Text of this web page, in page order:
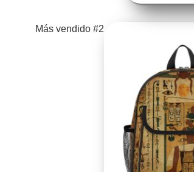
Más vendido #2